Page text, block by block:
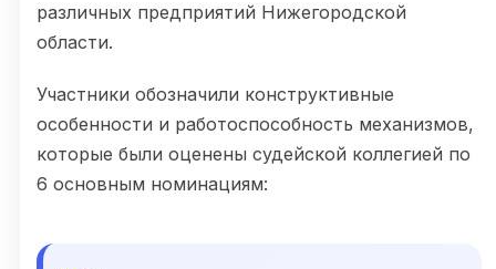
различных предприятий Нижегородской
области.
Участники обозначили конструктивные
особенности и работоспособность механизмов,
которые были оценены судейской коллегией по
6 основным номинациям: